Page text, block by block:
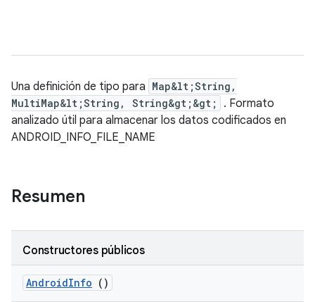
Una definición de tipo para Map&lt;String,
MultiMap&lt;String, String&gt;&gt;
. Formato
analizado útil para almacenar los datos codificados en
ANDROID_INFO_FILE_NAME
Resumen
Constructores públicos
AndroidInfo ()